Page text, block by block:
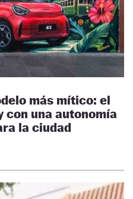
más mítico: el
con una autonomía
la ciudad